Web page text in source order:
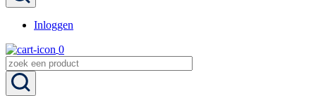
User
account
menu
Inloggen
0